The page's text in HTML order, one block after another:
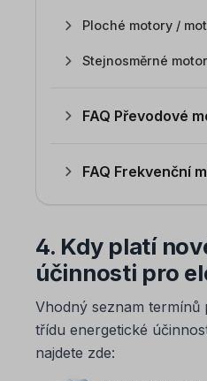
Ploché motory /
Stejnosměrné
FAQ Převodové
FAQ Frekvenční
4. Kdy platí
účinnosti pro
Vhodný seznam
třídu energetické
najdete zde: